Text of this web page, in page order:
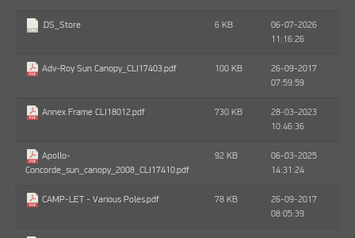
.DS_Store 6 KB
06-07-2026
11:16:26
Adv-Roy Sun Canopy_CLI17403.pdf 100 KB
26-09-2017
07:59:59
Annex Frame CLI18012.pdf 730 KB
28-03-2023
10:46:36
Apollo-
Concorde_sun_canopy_2008_CLI17410.pdf
92 KB
06-03-2025
14:31:24
CAMP-LET - Various Poles.pdf 78 KB
26-09-2017
08:05:39